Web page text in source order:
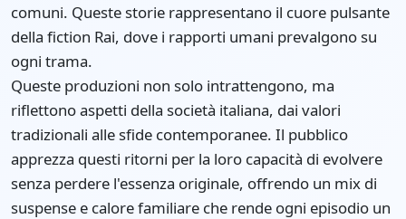
comuni. Queste storie rappresentano il cuore pulsante
della fiction Rai, dove i rapporti umani prevalgono su
ogni trama.
Queste produzioni non solo intrattengono, ma
riflettono aspetti della società italiana, dai valori
tradizionali alle sfide contemporanee. Il pubblico
apprezza questi ritorni per la loro capacità di evolvere
senza perdere l'essenza originale, offrendo un mix di
suspense e calore familiare che rende ogni episodio un